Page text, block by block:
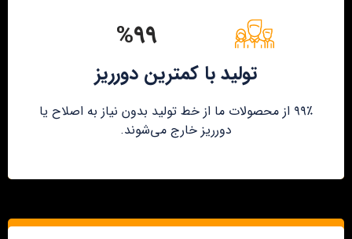
%۹۹
تولید با کمترین دورریز
۹۹٪ از محصولات ما از خط تولید بدون نیاز به اصلاح یا
دورریز خارج می‌شوند.